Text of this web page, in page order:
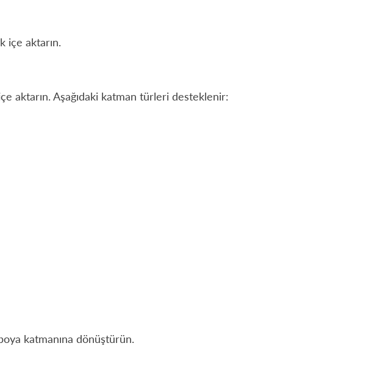
içe aktarın.
aktarın. Aşağıdaki katman türleri desteklenir:
katmanına dönüştürün.